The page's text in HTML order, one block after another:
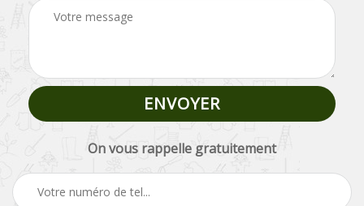
On vous rappelle gratuitement